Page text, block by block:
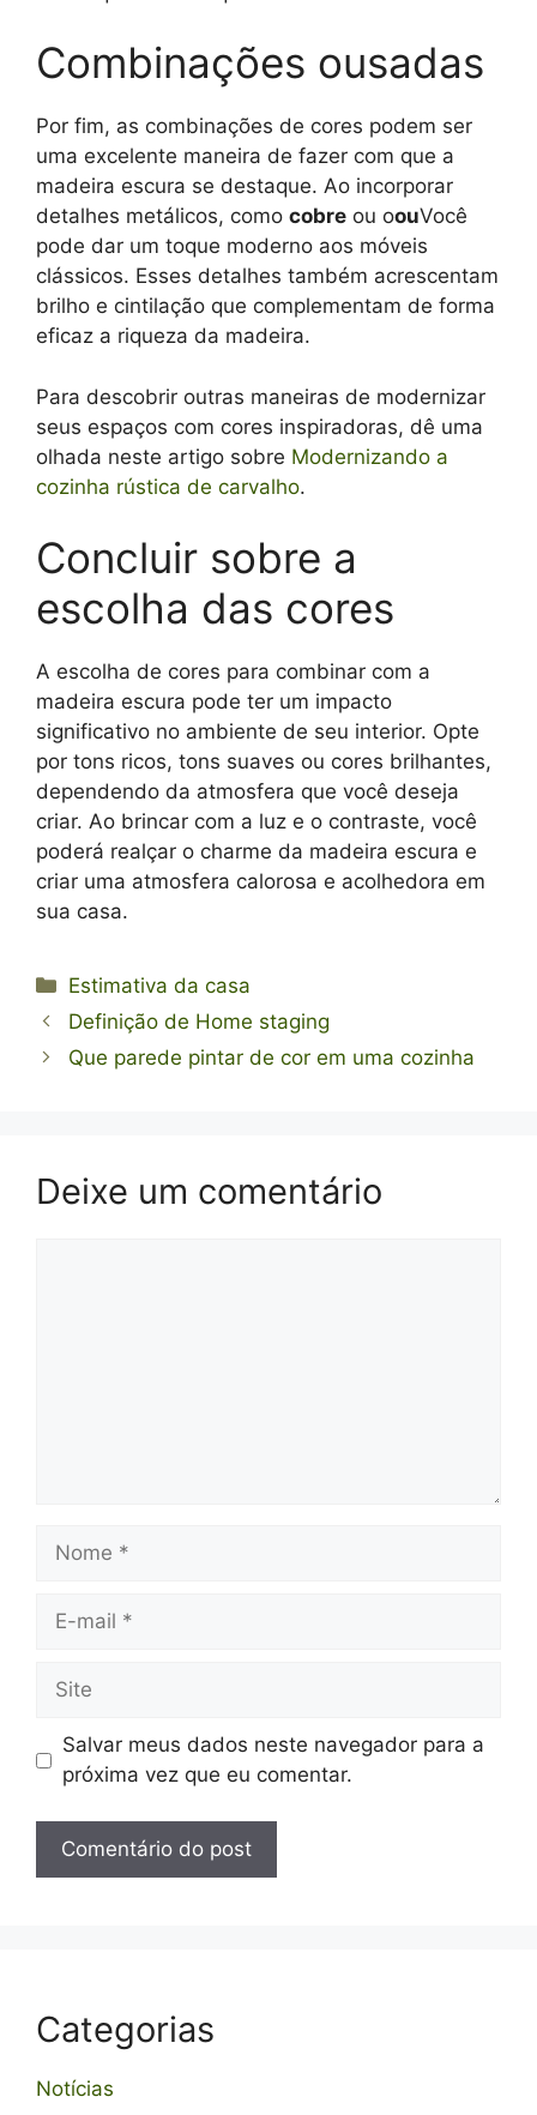
Combinações ousadas
Por fim, as combinações de cores podem ser
uma excelente maneira de fazer com que a
madeira escura se destaque. Ao incorporar
detalhes metálicos, como cobre ou oouVocê
pode dar um toque moderno aos móveis
clássicos. Esses detalhes também acrescentam
brilho e cintilação que complementam de forma
eficaz a riqueza da madeira.
Para descobrir outras maneiras de modernizar
seus espaços com cores inspiradoras, dê uma
olhada neste artigo sobre Modernizando a
cozinha rústica de carvalho.
Concluir sobre a
escolha das cores
A escolha de cores para combinar com a
madeira escura pode ter um impacto
significativo no ambiente de seu interior. Opte
por tons ricos, tons suaves ou cores brilhantes,
dependendo da atmosfera que você deseja
criar. Ao brincar com a luz e o contraste, você
poderá realçar o charme da madeira escura e
criar uma atmosfera calorosa e acolhedora em
sua casa.
Categorias
Estimativa da casa
Definição de Home staging
Que parede pintar de cor em uma cozinha
Deixe um comentário
Nome
Site
Salvar meus dados neste navegador para a
próxima vez que eu comentar.
Categorias
Notícias